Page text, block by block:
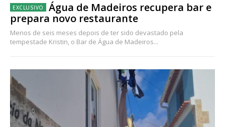
Água de Madeiros recupera bar e
prepara novo restaurante
Menos de seis meses depois de ter sido devastado pela
tempestade Kristin, o Bar de Água de Madeiros...